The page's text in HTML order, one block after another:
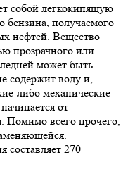
собой легкокипящую
бензина, получаемого
нефтей. Вещество
прозрачного или
может быть
содержит воду и,
либо механические
от
Помимо всего прочего,
составляет 270